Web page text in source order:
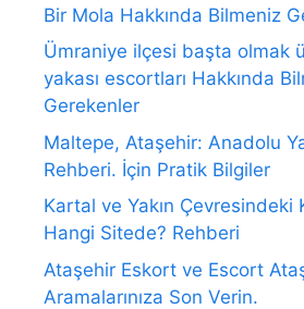
Bir Mola Hakkında Bilmeniz
Ümraniye ilçesi başta olmak
yakası escortları Hakkında
Gerekenler
Maltepe, Ataşehir: Anadolu
Rehberi. İçin Pratik Bilgiler
Kartal ve Yakın Çevresindeki
Hangi Sitede? Rehberi
Ataşehir Eskort ve Escort
Aramalarınıza Son Verin.